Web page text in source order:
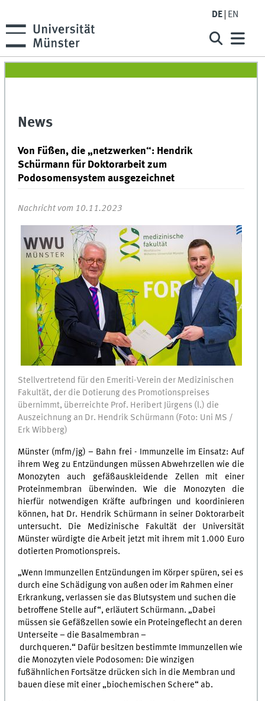
DE EN
News
Von Füßen, die „netzwerken“: Hendrik
Schürmann für Doktorarbeit zum
Podosomensystem ausgezeichnet
Nachricht vom 10.11.2023
Stellvertretend für den Emeriti-Verein der Medizinischen
Fakultät, der die Dotierung des Promotionspreises
übernimmt, überreichte Prof. Heribert Jürgens (l.) die
Auszeichnung an Dr. Hendrik Schürmann (Foto: Uni MS /
Erk Wibberg)
Münster (mfm/jg) – Bahn frei - Immunzelle im Einsatz: Auf
ihrem Weg zu Entzündungen müssen Abwehrzellen wie die
Monozyten auch gefäßauskleidende Zellen mit einer
Proteinmembran überwinden. Wie die Monozyten die
hierfür notwendigen Kräfte aufbringen und koordinieren
können, hat Dr. Hendrik Schürmann in seiner Doktorarbeit
untersucht. Die Medizinische Fakultät der Universität
Münster würdigte die Arbeit jetzt mit ihrem mit 1.000 Euro
dotierten Promotionspreis.
„Wenn Immunzellen Entzündungen im Körper spüren, sei es
durch eine Schädigung von außen oder im Rahmen einer
Erkrankung, verlassen sie das Blutsystem und suchen die
betroffene Stelle auf“, erläutert Schürmann. „Dabei
müssen sie Gefäßzellen sowie ein Proteingeflecht an deren
Unterseite – die Basalmembran –
durchqueren.“ Dafür besitzen bestimmte Immunzellen wie
die Monozyten viele Podosomen: Die winzigen
fußähnlichen Fortsätze drücken sich in die Membran und
bauen diese mit einer „biochemischen Schere“ ab.